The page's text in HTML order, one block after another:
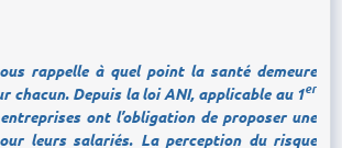
fiscaux des sociétés imposées à l’impôt
alors un enjeu substantiel pour
pouvant en résulter.
une question : que faire des
rappelle à quel point la santé demeure
chacun. Depuis la loi ANI, applicable au 1er
ont l’obligation de proposer une
leurs salariés. La perception du risque